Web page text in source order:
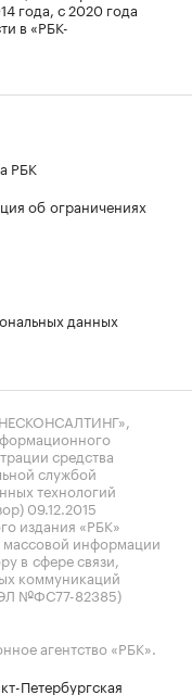
года, с 2020 года
в «РБК-
РБК
об ограничениях
данных
средства
службой
технологий
09.12.2015
издания «РБК»
массовой информации
в сфере связи,
коммуникаций
ЭЛ №ФС77-82385)
агентство «РБК».
Петербургская